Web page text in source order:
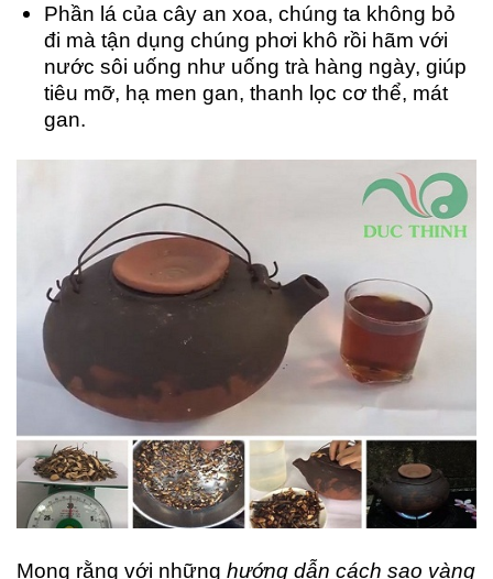
Phần lá của cây an xoa, chúng ta không bỏ
đi mà tận dụng chúng phơi khô rồi hãm với
nước sôi uống như uống trà hàng ngày, giúp
tiêu mỡ, hạ men gan, thanh lọc cơ thể, mát
gan.
Mong rằng với những hướng dẫn cách sao vàng